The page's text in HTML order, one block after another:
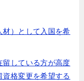
材）として入国を希
留している方が高度
格変更を希望する